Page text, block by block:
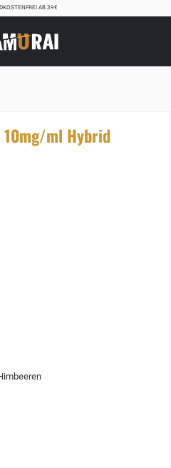
AB 39€
ml Hybrid